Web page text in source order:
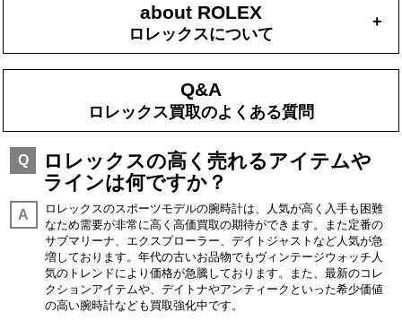
about ROLEX
ロレックスについて
+
Q&A
ロレックス買取のよくある質問
Q
ロレックスの高く売れるアイテムや
ラインは何ですか？
A
ロレックスのスポーツモデルの腕時計は、人気が高く入手も困難
なため需要が非常に高く高価買取の期待ができます。また定番の
サブマリーナ、エクスプローラー、デイトジャストなど人気が急
増しております。年代の古いお品物でもヴィンテージウォッチ人
気のトレンドにより価格が急騰しております。また、最新のコレ
クションアイテムや、デイトナやアンティークといった希少価値
の高い腕時計なども買取強化中です。